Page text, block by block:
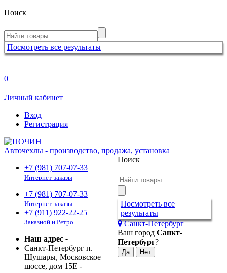
Поиск
Посмотреть все результаты
0
Личный кабинет
Вход
Регистрация
Авточехлы - производство, продажа, установка
+7 (981) 707-07-33
Интернет-заказы
+7 (981) 707-07-33
Интернет-заказы
+7 (911) 922-22-25
Заказной и Ретро
Наш адрес -
Санкт-Петербург п.
Шушары, Московское
шоссе, дом 15Е -
Поиск
Посмотреть все
результаты
Санкт-Петербург
Ваш город Санкт-
Петербург?